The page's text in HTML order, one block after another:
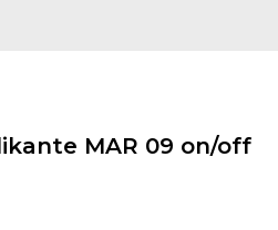
MAR 09 on/off